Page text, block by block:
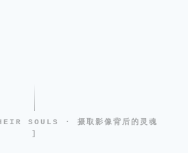
SOULS · 摄取影像背后的灵魂
]